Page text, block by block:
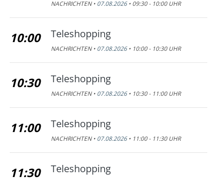
NACHRICHTEN • 07.08.2026• 09:30 - 10:00 UHR
10:00 Teleshopping
NACHRICHTEN • 07.08.2026• 10:00 - 10:30 UHR
10:30 Teleshopping
NACHRICHTEN • 07.08.2026• 10:30 - 11:00 UHR
11:00 Teleshopping
NACHRICHTEN • 07.08.2026• 11:00 - 11:30 UHR
11:30 Teleshopping